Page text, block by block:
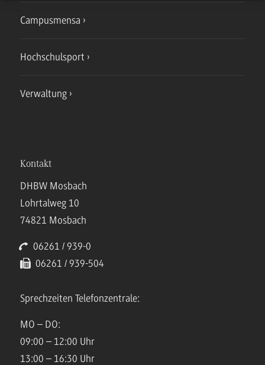
Campusmensa
Hochschulsport
Verwaltung
Kontakt
DHBW Mosbach
Lohrtalweg 10
74821 Mosbach
06261 / 939-0
06261 / 939-504
Sprechzeiten Telefonzentrale:
MO – DO:
09:00 – 12:00 Uhr
13:00 – 16:30 Uhr